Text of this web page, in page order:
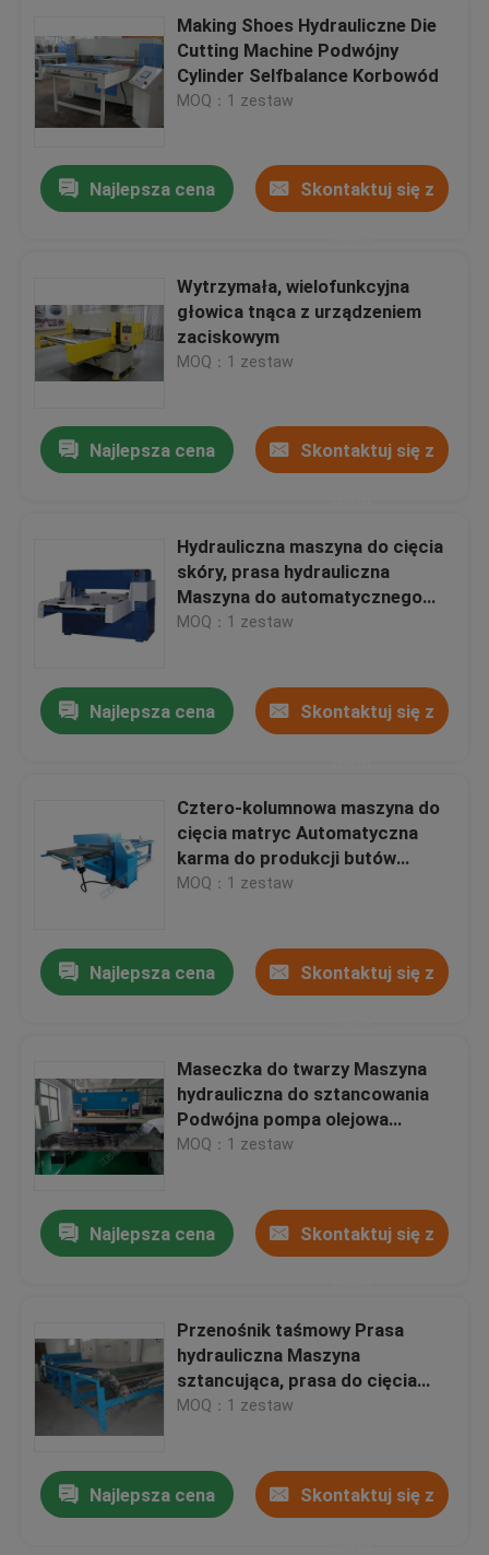
Making Shoes Hydrauliczne Die
Cutting Machine Podwójny
Cylinder Selfbalance Korbowód
MOQ：1 zestaw
Najlepsza cena Skontaktuj się z
Wytrzymała, wielofunkcyjna
głowica tnąca z urządzeniem
zaciskowym
MOQ：1 zestaw
Najlepsza cena Skontaktuj się z
Hydrauliczna maszyna do cięcia
skóry, prasa hydrauliczna
Maszyna do automatycznego
podawania
MOQ：1 zestaw
Najlepsza cena Skontaktuj się z
Cztero-kolumnowa maszyna do
cięcia matryc Automatyczna
karma do produkcji butów
sportowych
MOQ：1 zestaw
Najlepsza cena Skontaktuj się z
Maseczka do twarzy Maszyna
hydrauliczna do sztancowania
Podwójna pompa olejowa
Sterowanie komputera
MOQ：1 zestaw
Najlepsza cena Skontaktuj się z
Przenośnik taśmowy Prasa
hydrauliczna Maszyna
sztancująca, prasa do cięcia
skóry
MOQ：1 zestaw
Najlepsza cena Skontaktuj się z